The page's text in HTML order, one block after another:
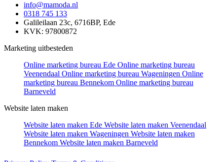
info@mamoda.nl
0318 745 133
Galileilaan 23c, 6716BP, Ede
KVK: 97800872
Marketing uitbesteden
Online marketing bureau Ede Online marketing bureau
Veenendaal Online marketing bureau Wageningen Online
marketing bureau Bennekom Online marketing bureau
Barneveld
Website laten maken
Website laten maken Ede Website laten maken Veenendaal
Website laten maken Wageningen Website laten maken
Bennekom Website laten maken Barneveld